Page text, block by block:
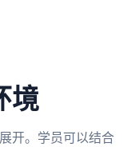
境
开。学员可以结合